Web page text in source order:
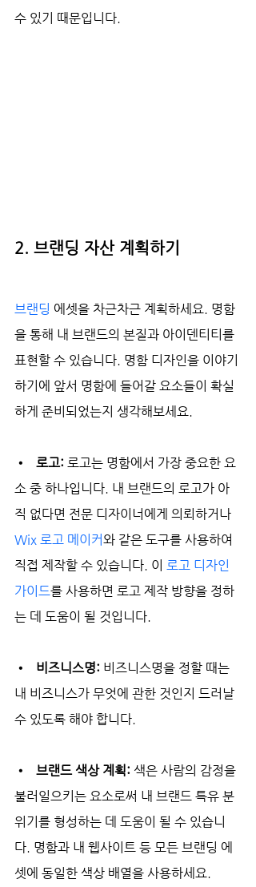
수 있기 때문입니다.
2. 브랜딩 자산 계획하기
브랜딩 에셋을 차근차근 계획하세요. 명함
을 통해 내 브랜드의 본질과 아이덴티티를
표현할 수 있습니다. 명함 디자인을 이야기
하기에 앞서 명함에 들어갈 요소들이 확실
하게 준비되었는지 생각해보세요.
•   로고: 로고는 명함에서 가장 중요한 요
소 중 하나입니다. 내 브랜드의 로고가 아
직 없다면 전문 디자이너에게 의뢰하거나
Wix 로고 메이커와 같은 도구를 사용하여
직접 제작할 수 있습니다. 이 로고 디자인
가이드를 사용하면 로고 제작 방향을 정하
는 데 도움이 될 것입니다.
•   비즈니스명: 비즈니스명을 정할 때는
내 비즈니스가 무엇에 관한 것인지 드러날
수 있도록 해야 합니다.
•   브랜드 색상 계획: 색은 사람의 감정을
불러일으키는 요소로써 내 브랜드 특유 분
위기를 형성하는 데 도움이 될 수 있습니
다. 명함과 내 웹사이트 등 모든 브랜딩 에
셋에 동일한 색상 배열을 사용하세요.